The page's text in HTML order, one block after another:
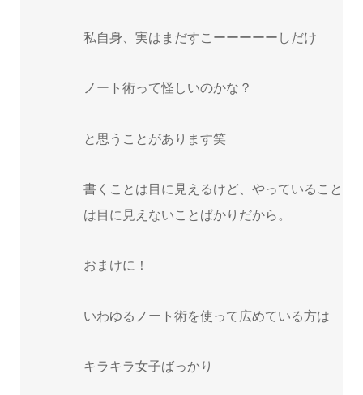
私自身、実はまだすこーーーーーしだけ
ノート術って怪しいのかな？
と思うことがあります笑
書くことは目に見えるけど、やっていること
は目に見えないことばかりだから。
おまけに！
いわゆるノート術を使って広めている方は
キラキラ女子ばっかり